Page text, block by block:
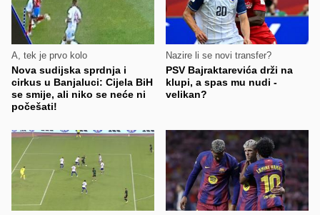
A, tek je prvo kolo
Nova sudijska sprdnja i
cirkus u Banjaluci: Cijela BiH
se smije, ali niko se neće ni
počešati!
Nazire li se novi transfer?
PSV Bajraktarevića drži na
klupi, a spas mu nudi -
velikan?